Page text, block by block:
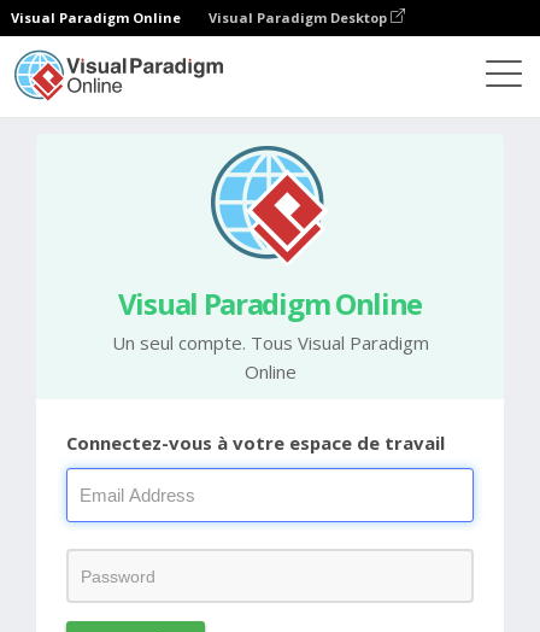
Visual Paradigm Online Visual Paradigm Desktop
Visual Paradigm Online
Un seul compte. Tous Visual Paradigm
Online
Connectez-vous à votre espace de travail